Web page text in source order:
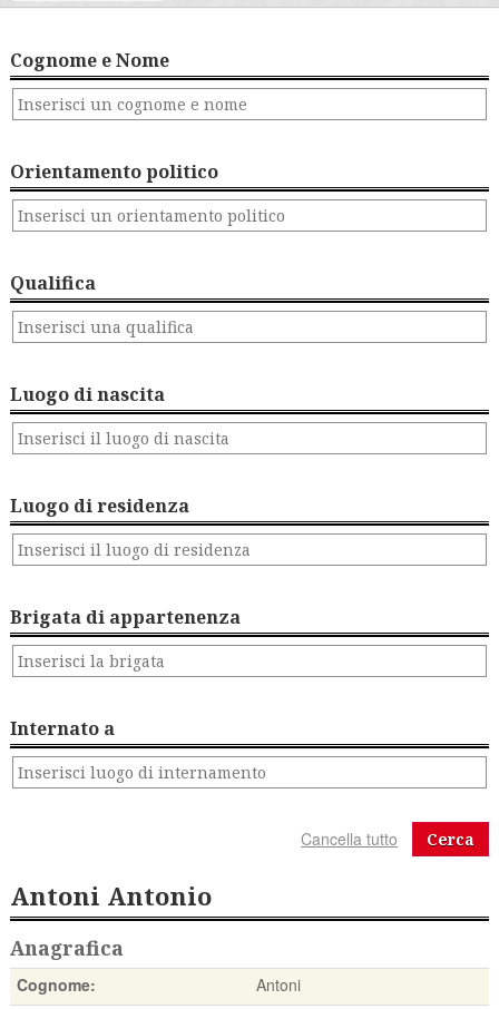
Cognome e Nome
Orientamento politico
Qualifica
Luogo di nascita
Luogo di residenza
Brigata di appartenenza
Internato a
Cerca
Antoni Antonio
Anagrafica
Cognome:
Antoni